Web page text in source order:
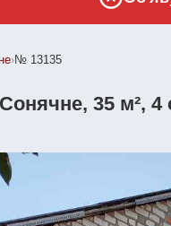
›№ 13135
35 м², 4